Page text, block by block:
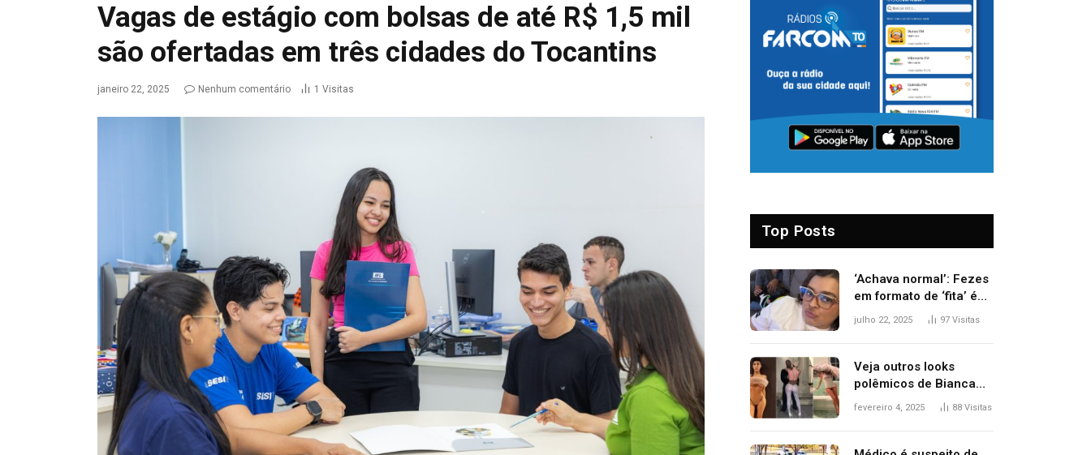
Vagas de estágio com bolsas de até R$ 1,5 mil
são ofertadas em três cidades do Tocantins
janeiro 22, 2025 Nenhum comentário 1 Visitas
Top Posts
‘Achava normal’: Fezes
em formato de ‘fita’ é
um dos alertas para
Gil
julho 22, 2025 97 Visitas
Veja outros looks
polêmicos de Bianca
Censori, esposa de
Grammy 2025
fevereiro 4, 2025 88 Visitas